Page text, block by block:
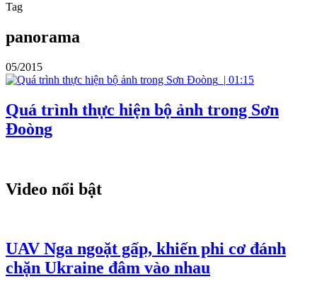
Tag
panorama
05/2015
| 01:15
Quá trình thực hiện bộ ảnh trong Sơn
Đoòng
Video nổi bật
UAV Nga ngoặt gấp, khiến phi cơ đánh
chặn Ukraine đâm vào nhau